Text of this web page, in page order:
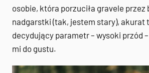
osobie, która porzuciła gravele przez
nadgarstki (tak, jestem stary), akurat
decydujący parametr – wysoki przód
mi do gustu.